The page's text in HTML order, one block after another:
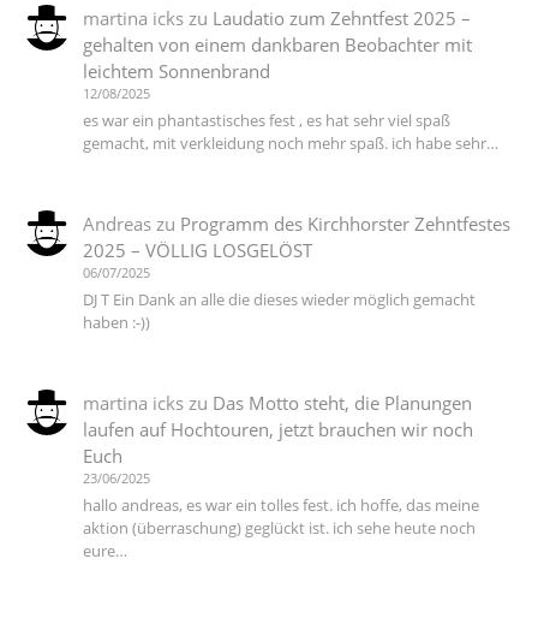
martina ickszu Laudatio zum Zehntfest 2025 –
gehalten von einem dankbaren Beobachter mit
leichtem Sonnenbrand
12/08/2025
es war ein phantastisches fest , es hat sehr viel spaß
gemacht, mit verkleidung noch mehr spaß. ich habe sehr…
Andreaszu Programm des Kirchhorster Zehntfestes
2025 – VÖLLIG LOSGELÖST
06/07/2025
DJ T Ein Dank an alle die dieses wieder möglich gemacht
haben :-))
martina ickszu Das Motto steht, die Planungen
laufen auf Hochtouren, jetzt brauchen wir noch
Euch
23/06/2025
hallo andreas, es war ein tolles fest. ich hoffe, das meine
aktion (überraschung) geglückt ist. ich sehe heute noch
eure…